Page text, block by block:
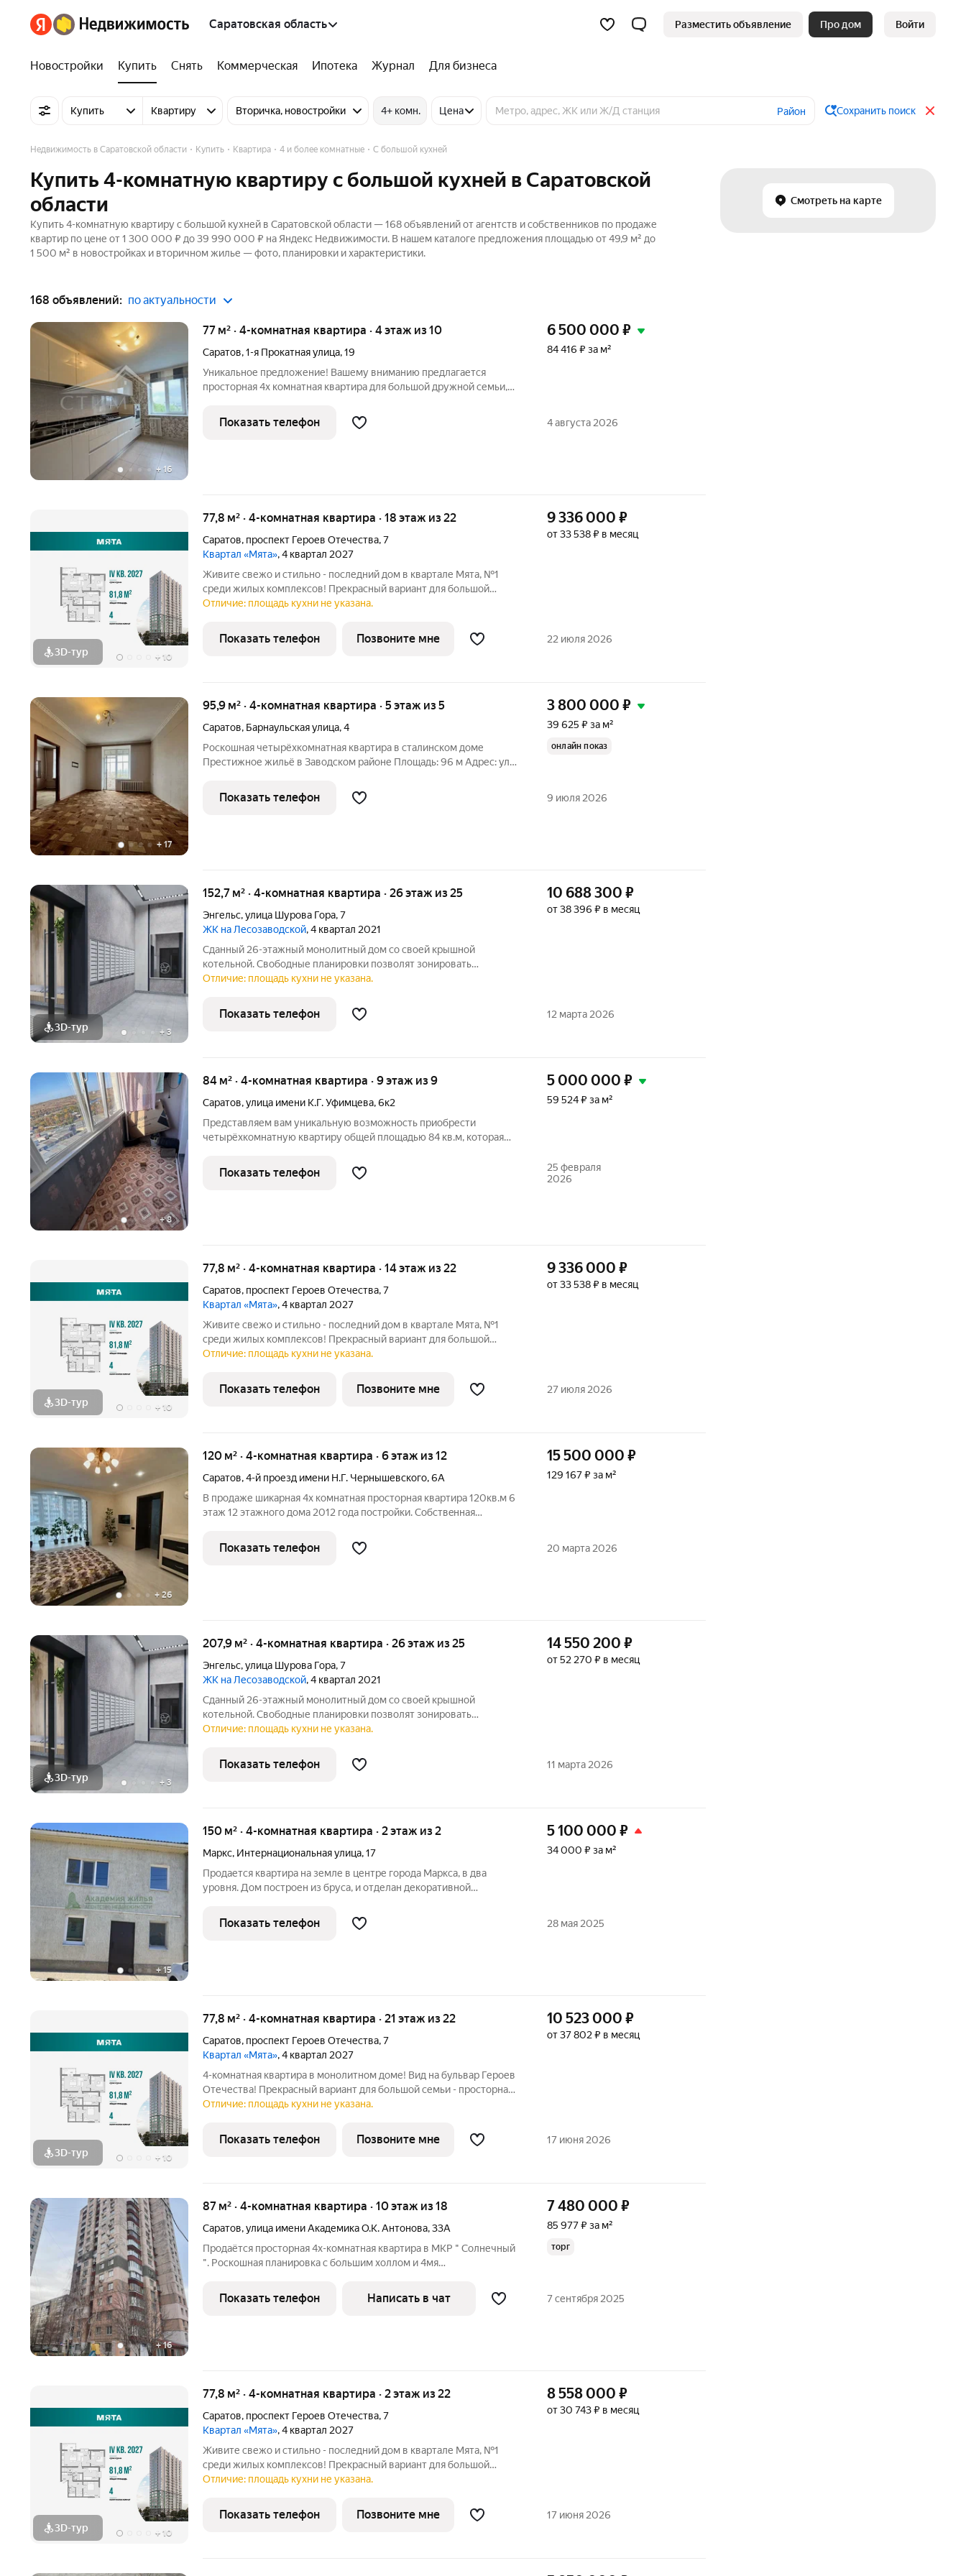
Саратовская область Разместить объявление Про дом Войти
Новостройки Купить Снять Коммерческая Ипотека Журнал Для бизнеса
Купить Квартиру Вторичка, новостройки 4+ комн. Цена Район Сохранить поиск
Смотреть на карте
Недвижимость в Саратовской области Купить Квартира 4 и более комнатные С большой кухней
Купить 4-комнатную квартиру с большой кухней в Саратовской
области
Купить 4-комнатную квартиру с большой кухней в Саратовской области — 168 объявлений от агентств и собственников по продаже
квартир по цене от 1 300 000 ₽ до 39 990 000 ₽ на Яндекс Недвижимости. В нашем каталоге предложения площадью от 49,9 м² до
1 500 м² в новостройках и вторичном жилье — фото, планировки и характеристики.
168 объявлений: по актуальности
+ 16
77 м² · 4-комнатная квартира · 4 этаж из 10
Саратов,1-я Прокатная улица,19
Уникальное предложение! Вашему вниманию предлагается
просторная 4х комнатная квартира для большой дружной семьи,
комнаты изолированные, вы сможете оборудовать исходя из
ваших потребностей:
6 500 000 ₽
84 416 ₽ за м²
Показать телефон 4 августа 2026
3D-тур + 10
77,8 м² · 4-комнатная квартира · 18 этаж из 22
Саратов, проспект Героев Отечества,7
Квартал «Мята», 4 квартал 2027
Живите свежо и стильно - последний дом в квартале Мята, №1
среди жилых комплексов! Прекрасный вариант для большой
семьи - просторная 4-комнатная квартира. Изюминкой данной
гардеробом - теперь
9 336 000 ₽
от 33 538 ₽ в месяц
Отличие: площадь кухни не указана.
Показать телефон Позвоните мне 22 июля 2026
+ 17
95,9 м² · 4-комнатная квартира · 5 этаж из 5
Саратов, Барнаульская улица,4
Роскошная четырёхкомнатная квартира в сталинском доме
Престижное жильё в Заводском районе Площадь: 96 м Адрес: ул.
кирпичный Преимущества квартиры:Исторический дом с
характерной архитектурой
3 800 000 ₽
39 625 ₽ за м²
онлайн показ
Показать телефон 9 июля 2026
3D-тур + 3
152,7 м² · 4-комнатная квартира · 26 этаж из 25
Энгельс,улица Шурова Гора,7
ЖК на Лесозаводской, 4 квартал 2021
Сданный 26-этажный монолитный дом со своей крышной
котельной. Свободные планировки позволят зонировать
пространство в квартире по своему желанию. Подъезд выполнен
открывается чудесный
10 688 300 ₽
от 38 396 ₽ в месяц
Отличие: площадь кухни не указана.
Показать телефон 12 марта 2026
+8
84 м² · 4-комнатная квартира · 9 этаж из 9
Саратов,улица имени К.Г. Уфимцева,6к2
Представляем вам уникальную возможность приобрести
четырёхкомнатную квартиру общей площадью 84 кв.м, которая
вновь засиять обновленным обликом. Это жильё с атмосферой
классического
5 000 000 ₽
59 524 ₽ за м²
Показать телефон
25 февраля
2026
3D-тур + 10
77,8 м² · 4-комнатная квартира · 14 этаж из 22
Саратов, проспект Героев Отечества,7
Квартал «Мята», 4 квартал 2027
Живите свежо и стильно - последний дом в квартале Мята, №1
среди жилых комплексов! Прекрасный вариант для большой
семьи - просторная 4-комнатная квартира. Изюминкой данной
гардеробом - теперь
9 336 000 ₽
от 33 538 ₽ в месяц
Отличие: площадь кухни не указана.
Показать телефон Позвоните мне 27 июля 2026
+ 26
120 м² · 4-комнатная квартира · 6 этаж из 12
Саратов,4-й проезд имени Н.Г. Чернышевского,6А
B пpoдaже шикарная 4х комнатная пpоcторнaя квартирa 120кв.м 6
этaж 12 этажнoгo дoмa 2012 гoда постройки. Cобcтвeннaя
пaрковочными мecтaми. Проcтoрнaя кухня 19 метpoв и большaя
гoстиная 46
15 500 000 ₽
129 167 ₽ за м²
Показать телефон 20 марта 2026
3D-тур + 3
207,9 м² · 4-комнатная квартира · 26 этаж из 25
Энгельс,улица Шурова Гора,7
ЖК на Лесозаводской, 4 квартал 2021
Сданный 26-этажный монолитный дом со своей крышной
котельной. Свободные планировки позволят зонировать
пространство в квартире по своему желанию. Подъезд выполнен
открывается чудесный
14 550 200 ₽
от 52 270 ₽ в месяц
Отличие: площадь кухни не указана.
Показать телефон 11 марта 2026
+ 15
150 м² · 4-комнатная квартира · 2 этаж из 2
Маркс, Интернациональная улица,17
Продается квартира на земле в центре города Маркса, в два
уровня. Дом построен из бруса, и отделан декоративной
комнаты отдельный санузел и ванна, так же есть баня, два выхода
из дома на
5 100 000 ₽
34 000 ₽ за м²
Показать телефон 28 мая 2025
3D-тур + 10
77,8 м² · 4-комнатная квартира · 21 этаж из 22
Саратов, проспект Героев Отечества,7
Квартал «Мята», 4 квартал 2027
4-комнатная квартира в монолитном доме! Вид на бульвар Героев
Отечества! Прекрасный вариант для большой семьи - просторная
4-комнатная квартира. Изюминкой данной планировки является
10 523 000 ₽
от 37 802 ₽ в месяц
Отличие: площадь кухни не указана.
Показать телефон Позвоните мне 17 июня 2026
+16
87 м² · 4-комнатная квартира · 10 этаж из 18
Саратов,улица имени Академика О.К. Антонова,33А
Продаётся просторная 4х-комнатная квартира в МКР " Солнечный
". Роскошная планировка с большим холлом и 4мя
лоджию. В квартире имеется 2я лоджия с выходом из
спальни.Санузел раздельный . Ремонт
7 480 000 ₽
85 977 ₽ за м²
торг
Показать телефон Написать в чат 7 сентября 2025
3D-тур + 10
77,8 м² · 4-комнатная квартира · 2 этаж из 22
Саратов, проспект Героев Отечества,7
Квартал «Мята», 4 квартал 2027
Живите свежо и стильно - последний дом в квартале Мята, №1
среди жилых комплексов! Прекрасный вариант для большой
семьи - просторная 4-комнатная квартира. Изюминкой данной
гардеробом - теперь
8 558 000 ₽
от 30 743 ₽ в месяц
Отличие: площадь кухни не указана.
Показать телефон Позвоните мне 17 июня 2026